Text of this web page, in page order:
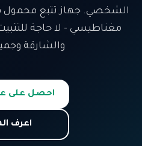
الشخصي. جهاز تتبع محمول
مغناطيسي - لا حاجة
والشارقة
احصل على
اعرف